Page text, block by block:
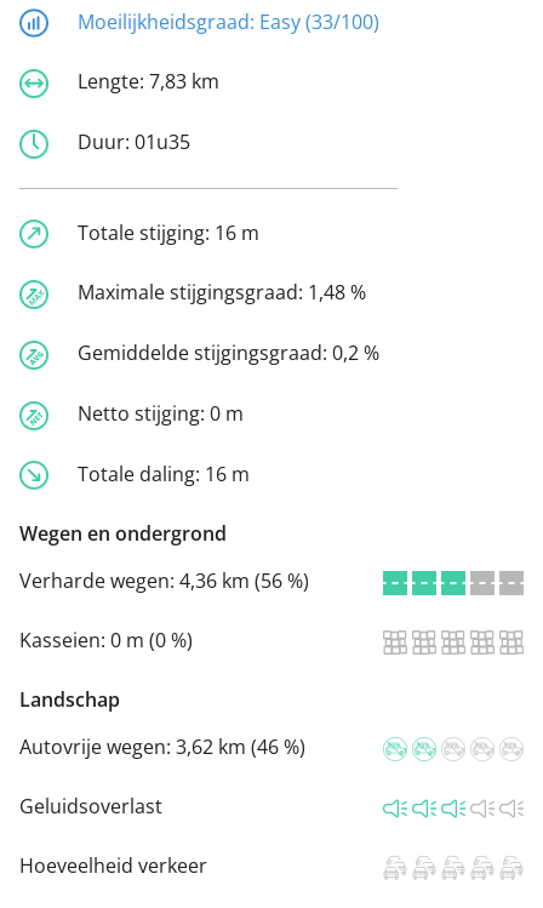
Moeilijkheidsgraad: Easy (33/100)
Lengte: 7,83 km
Duur: 01u35
Totale stijging: 16 m
Maximale stijgingsgraad: 1,48 %
Gemiddelde stijgingsgraad: 0,2 %
Netto stijging: 0 m
Totale daling: 16 m
Wegen en ondergrond
Verharde wegen: 4,36 km (56 %)
Kasseien: 0 m (0 %)
Landschap
Autovrije wegen: 3,62 km (46 %)
Geluidsoverlast
Hoeveelheid verkeer